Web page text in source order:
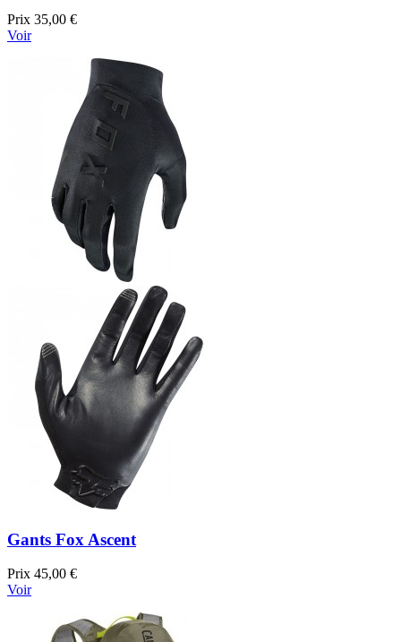
Prix 35,00 €
Voir
Gants Fox Ascent
Prix 45,00 €
Voir